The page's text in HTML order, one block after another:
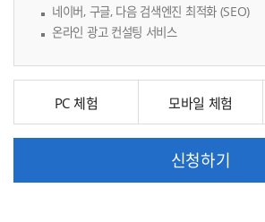
네이버, 구글, 다음 검색엔진 최적화 (SEO)
온라인 광고 컨설팅 서비스
PC 체험 모바일 체험
신청하기